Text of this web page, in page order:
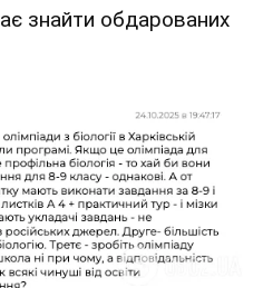
знайти обдарованих